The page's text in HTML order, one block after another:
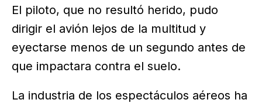
El piloto, que no resultó herido, pudo
dirigir el avión lejos de la multitud y
eyectarse menos de un segundo antes de
que impactara contra el suelo.
La industria de los espectáculos aéreos ha